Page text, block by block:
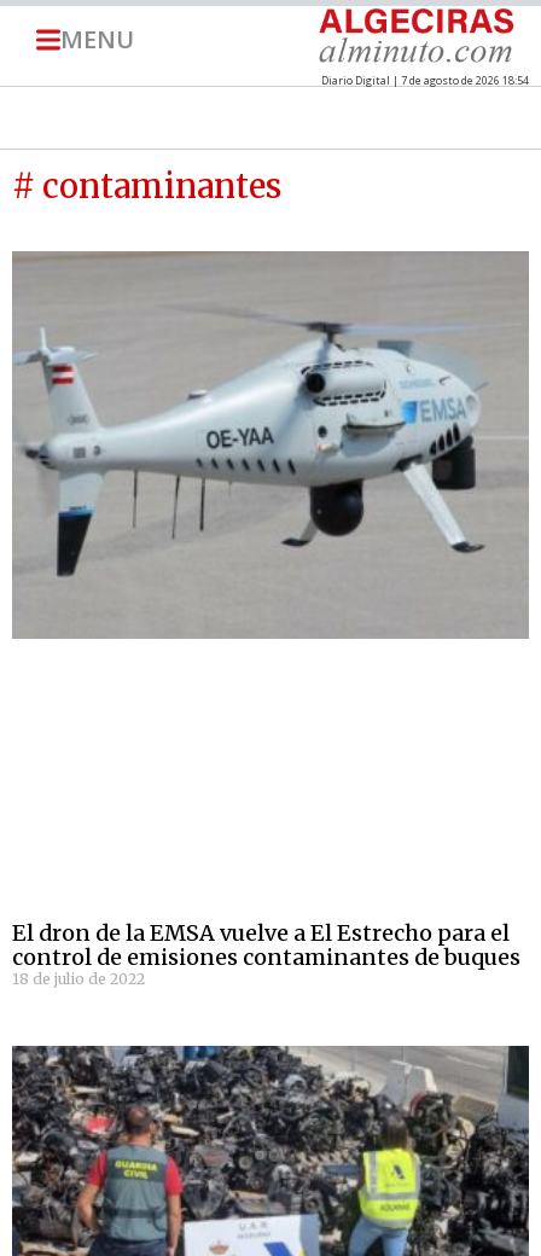
MENU
Diario Digital | 7 de agosto de 2026 18:54
# contaminantes
El dron de la EMSA vuelve a El Estrecho para el
control de emisiones contaminantes de buques
18 de julio de 2022